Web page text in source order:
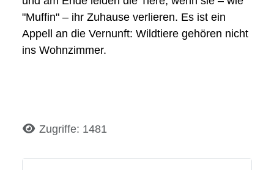
"Muffin" – ihr Zuhause verlieren. Es ist ein
Appell an die Vernunft: Wildtiere gehören nicht
ins Wohnzimmer.
DetailsZugriffe: 1481